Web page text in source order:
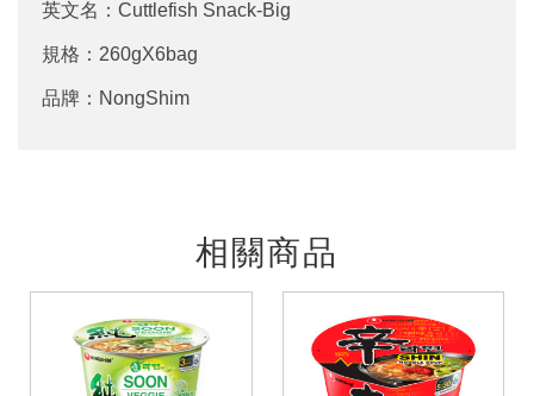
英文名：Cuttlefish Snack-Big
規格：260gX6bag
品牌：NongShim
相關商品